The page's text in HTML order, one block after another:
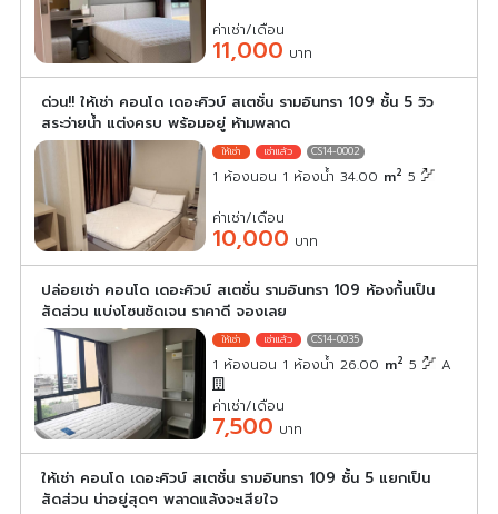
ค่าเช่า/เดือน
11,000 บาท
ด่วน!! ให้เช่า คอนโด เดอะคิวบ์ สเตชั่น รามอินทรา 109 ชั้น 5 วิว
สระว่ายน้ำ แต่งครบ พร้อมอยู่ ห้ามพลาด
CS14-0002
1 ห้องนอน 1 ห้องน้ำ 34.00 m2 5
ค่าเช่า/เดือน
10,000 บาท
ปล่อยเช่า คอนโด เดอะคิวบ์ สเตชั่น รามอินทรา 109 ห้องกั้นเป็น
สัดส่วน แบ่งโซนชัดเจน ราคาดี จองเลย
CS14-0035
1 ห้องนอน 1 ห้องน้ำ 26.00 m2 5 A
ค่าเช่า/เดือน
7,500 บาท
ให้เช่า คอนโด เดอะคิวบ์ สเตชั่น รามอินทรา 109 ชั้น 5 แยกเป็น
สัดส่วน น่าอยู่สุดๆ พลาดแล้งจะเสียใจ